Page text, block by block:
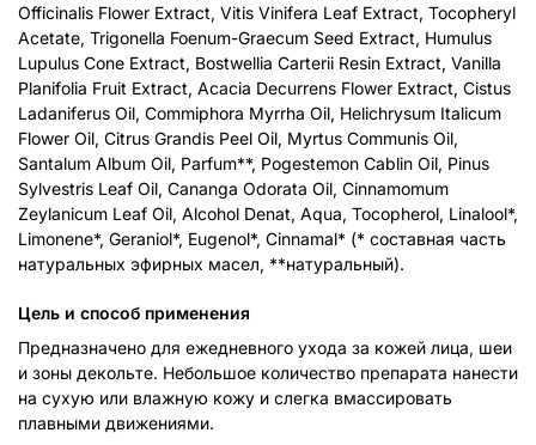
Officinalis Flower Extract, Vitis Vinifera Leaf Extract, Tocopheryl
Acetate, Trigonella Foenum-Graecum Seed Extract, Humulus
Lupulus Cone Extract, Bostwellia Carterii Resin Extract, Vanilla
Planifolia Fruit Extract, Acacia Decurrens Flower Extract, Cistus
Ladaniferus Oil, Commiphora Myrrha Oil, Helichrysum Italicum
Flower Oil, Citrus Grandis Peel Oil, Myrtus Communis Oil,
Santalum Album Oil, Parfum**, Pogestemon Cablin Oil, Pinus
Sylvestris Leaf Oil, Cananga Odorata Oil, Cinnamomum
Zeylanicum Leaf Oil, Alcohol Denat, Aqua, Tocopherol, Linalool*,
Limonene*, Geraniol*, Eugenol*, Cinnamal* (* составная часть
натуральных эфирных масел, **натуральный).
Цель и способ применения
Предназначено для ежедневного ухода за кожей лица, шеи
и зоны декольте. Небольшое количество препарата нанести
на сухую или влажную кожу и слегка вмассировать
плавными движениями.